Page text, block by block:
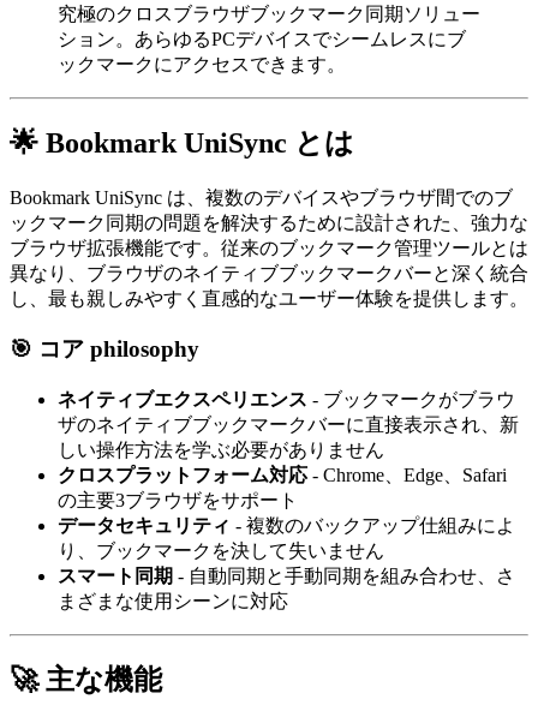
究極のクロスブラウザブックマーク同期ソリュー
ション。あらゆるPCデバイスでシームレスにブ
ックマークにアクセスできます。
🌟 Bookmark UniSync とは
Bookmark UniSync は、複数のデバイスやブラウザ間でのブ
ックマーク同期の問題を解決するために設計された、強力な
ブラウザ拡張機能です。従来のブックマーク管理ツールとは
異なり、ブラウザのネイティブブックマークバーと深く統合
し、最も親しみやすく直感的なユーザー体験を提供します。
🎯 コア philosophy
ネイティブエクスペリエンス - ブックマークがブラウ
ザのネイティブブックマークバーに直接表示され、新
しい操作方法を学ぶ必要がありません
クロスプラットフォーム対応 - Chrome、Edge、Safari
の主要3ブラウザをサポート
データセキュリティ - 複数のバックアップ仕組みによ
り、ブックマークを決して失いません
スマート同期 - 自動同期と手動同期を組み合わせ、さ
まざまな使用シーンに対応
🚀 主な機能